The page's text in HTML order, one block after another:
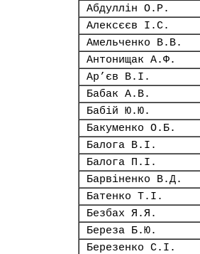
Абдуллін О.Р.
Алексєєв І.С.
Амельченко В.В.
Антонищак А.Ф.
Ар’єв В.І.
Бабак А.В.
Бабій Ю.Ю.
Бакуменко О.Б.
Балога В.І.
Балога П.І.
Барвіненко В.Д.
Батенко Т.І.
Безбах Я.Я.
Береза Б.Ю.
Березенко С.І.